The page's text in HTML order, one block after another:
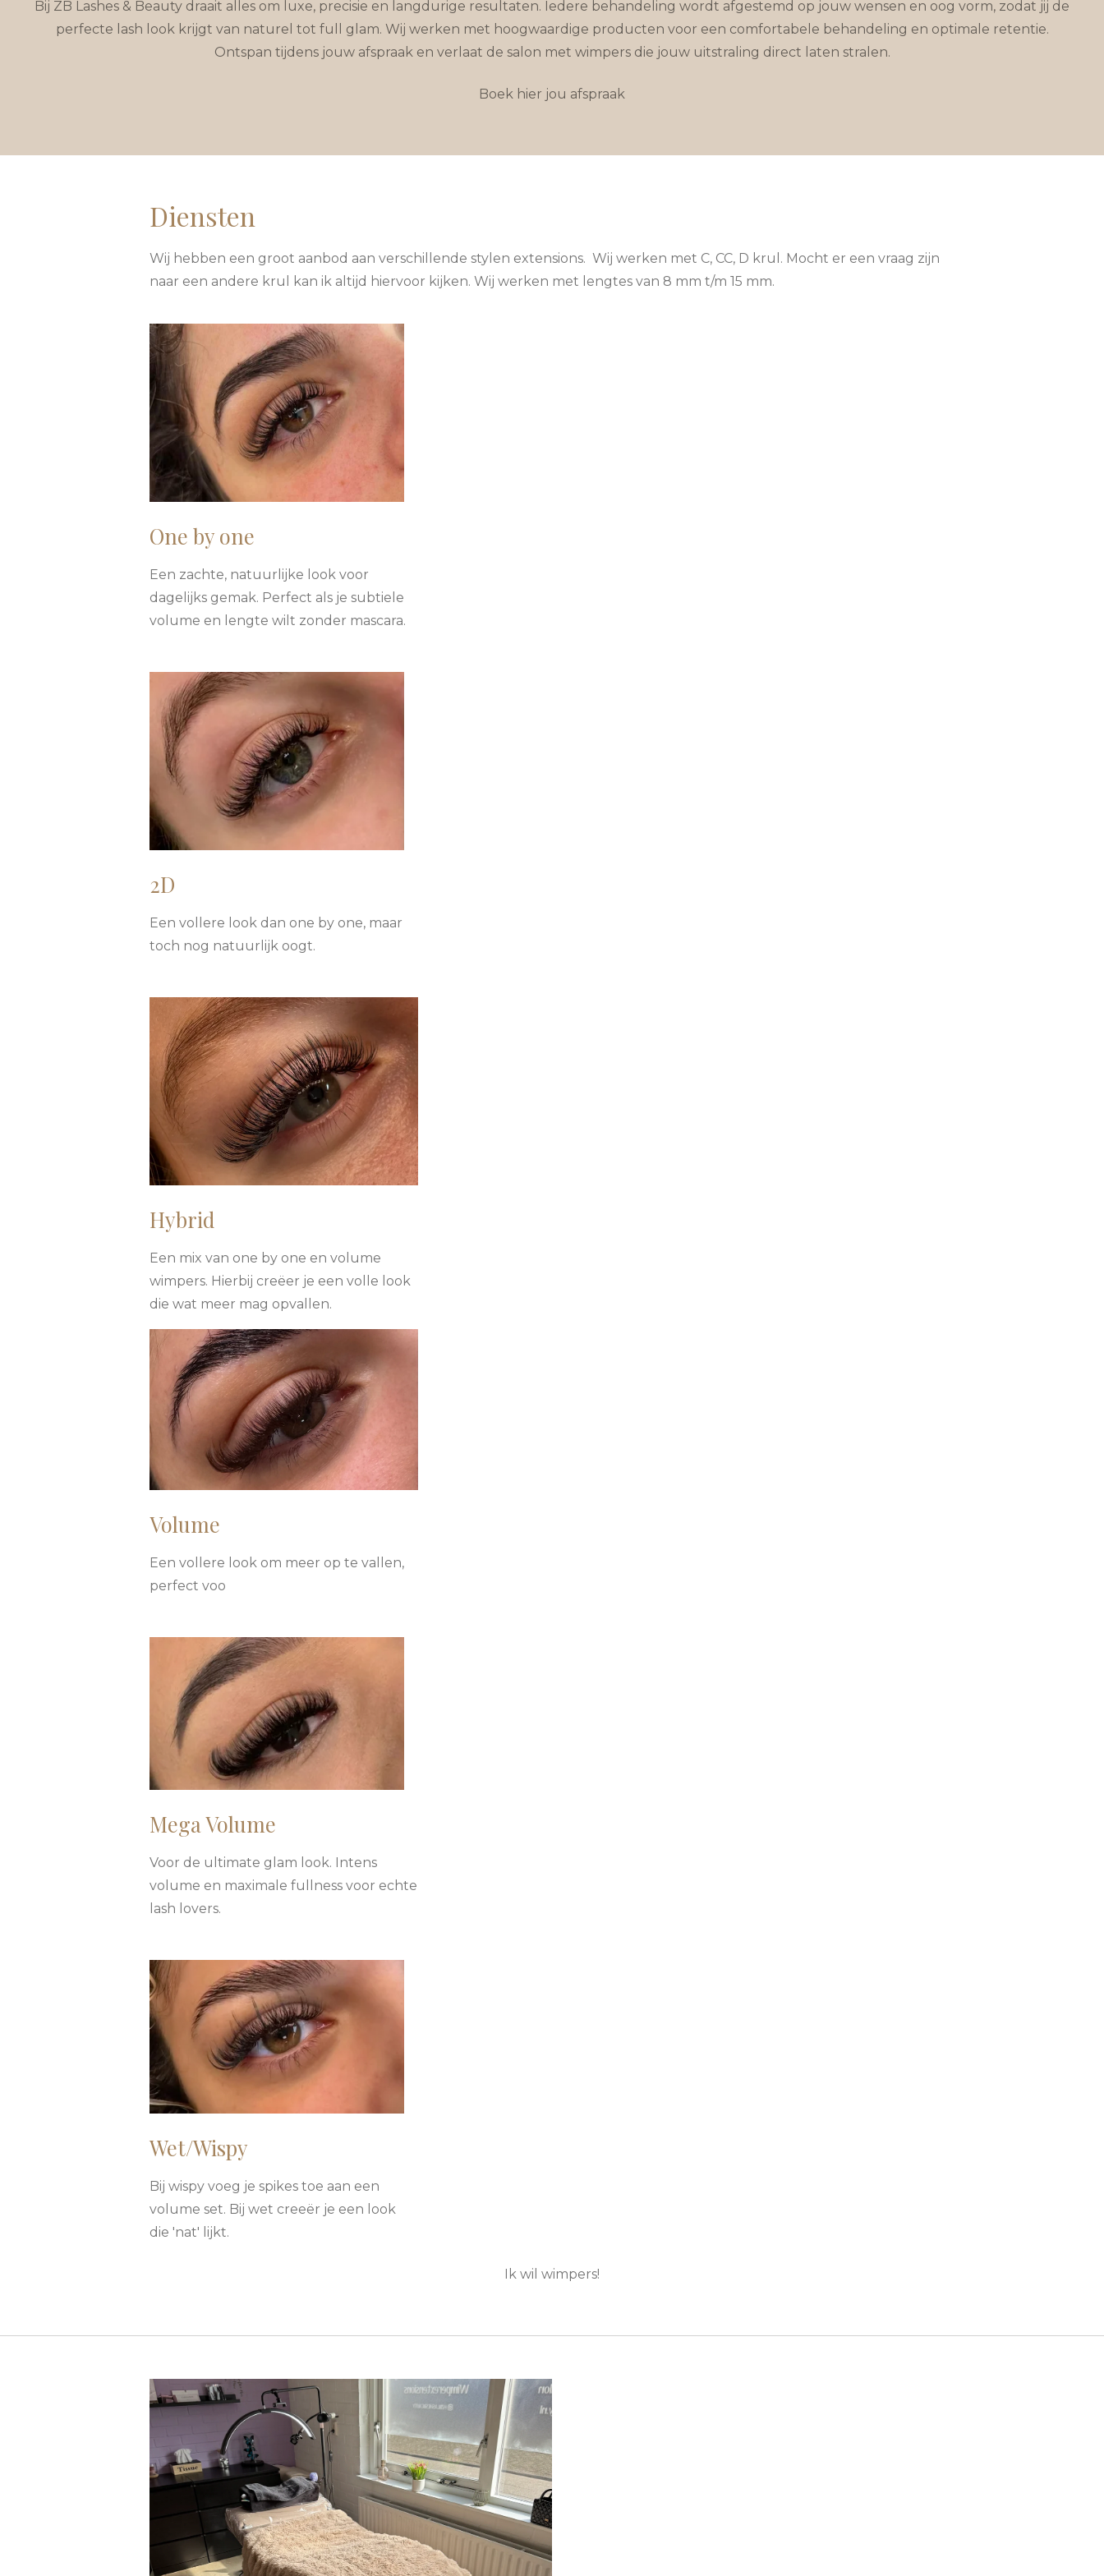
Bij ZB Lashes & Beauty draait alles om luxe, precisie en langdurige resultaten. Iedere behandeling wordt afgestemd op jouw wensen en oog vorm, zodat jij de
perfecte lash look krijgt van naturel tot full glam. Wij werken met hoogwaardige producten voor een comfortabele behandeling en optimale retentie.
Ontspan tijdens jouw afspraak en verlaat de salon met wimpers die jouw uitstraling direct laten stralen.
Boek hier jou afspraak
Diensten
Wij hebben een groot aanbod aan verschillende stylen extensions. Wij werken met C, CC, D krul. Mocht er een vraag zijn
naar een andere krul kan ik altijd hiervoor kijken. Wij werken met lengtes van 8 mm t/m 15 mm.
One by one
Een zachte, natuurlijke look voor
dagelijks gemak. Perfect als je subtiele
volume en lengte wilt zonder mascara.
2D
Een vollere look dan one by one, maar
toch nog natuurlijk oogt.
Hybrid
Een mix van one by one en volume
wimpers. Hierbij creëer je een volle look
die wat meer mag opvallen.
Volume
Een vollere look om meer op te vallen,
perfect voo
Mega Volume
Voor de ultimate glam look. Intens
volume en maximale fullness voor echte
lash lovers.
Wet/Wispy
Bij wispy voeg je spikes toe aan een
volume set. Bij wet creeër je een look
die 'nat' lijkt.
Ik wil wimpers!